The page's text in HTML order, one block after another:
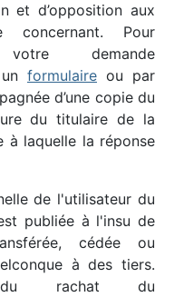
et d’opposition aux
concernant. Pour
votre demande
formulaire ou par
d’une copie du
du titulaire de la
à laquelle la réponse
de l'utilisateur du
publiée à l'insu de
cédée ou
à des tiers.
du rachat du